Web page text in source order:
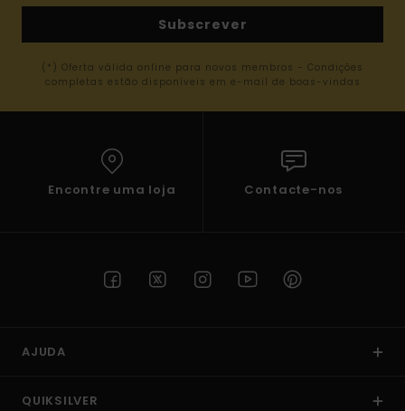
Subscrever
(*) Oferta válida online para novos membros - Condições
completas estão disponíveis em e-mail de boas-vindas
Encontre uma loja Contacte-nos
AJUDA
QUIKSILVER